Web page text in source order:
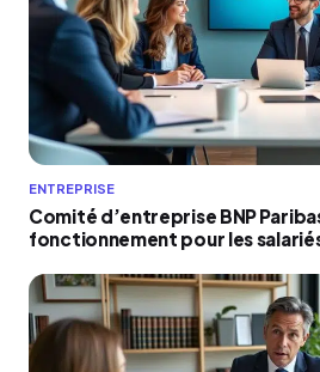
ENTREPRISE
Comité d’entreprise BNP
fonctionnement pour les